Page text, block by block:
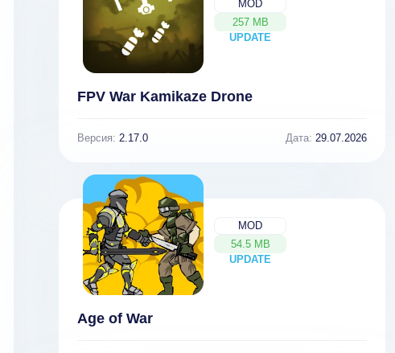
MOD
257 MB
UPDATE
NEW
FPV War Kamikaze Drone
Версия: 2.17.0 Дата: 29.07.2026
MOD
54.5 MB
UPDATE
NEW
Age of War